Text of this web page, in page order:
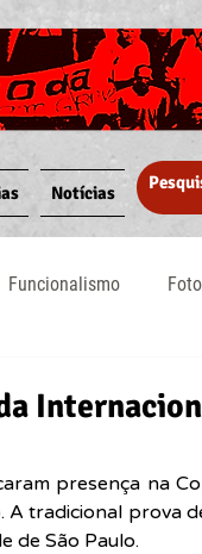
Notícias
Funcionalismo
presença na
A tradicional prova
de São Paulo.